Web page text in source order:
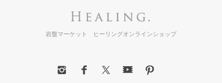
岩盤マーケット ヒーリングオンラインショップ